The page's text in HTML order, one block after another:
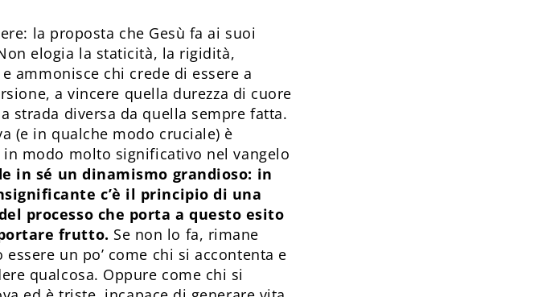
la proposta che Gesù fa ai suoi
elogia la staticità, la rigidità,
ammonisce chi crede di essere a
a vincere quella durezza di cuore
strada diversa da quella sempre fatta.
(e in qualche modo cruciale) è
in modo molto significativo nel vangelo
in sé un dinamismo grandioso: in
c’è il principio di una
processo che porta a questo esito
frutto. Se non lo fa, rimane
un po’ come chi si accontenta e
qualcosa. Oppure come chi si